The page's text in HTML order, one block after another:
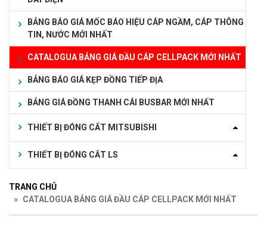
BẢNG BÁO GIÁ MỐC BÁO HIỆU CÁP NGẦM, CÁP THÔNG
TIN, NƯỚC MỚI NHẤT
CATALOGUA BẢNG GIÁ ĐẦU CÁP CELLPACK MỚI NHẤT
BẢNG BÁO GIÁ KẸP ĐỒNG TIẾP ĐỊA
BẢNG GIÁ ĐỒNG THANH CÁI BUSBAR MỚI NHẤT
THIẾT BỊ ĐÓNG CẮT MITSUBISHI
THIẾT BỊ ĐÓNG CẮT LS
TRANG CHỦ
CATALOGUA BẢNG GIÁ ĐẦU CÁP CELLPACK MỚI NHẤT